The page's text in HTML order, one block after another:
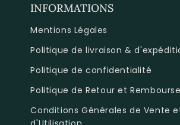
INFORMATIONS
Mentions Légales
Politique de livraison &
Politique de confidentialité
Politique de Retour et
Conditions Générales de Vente